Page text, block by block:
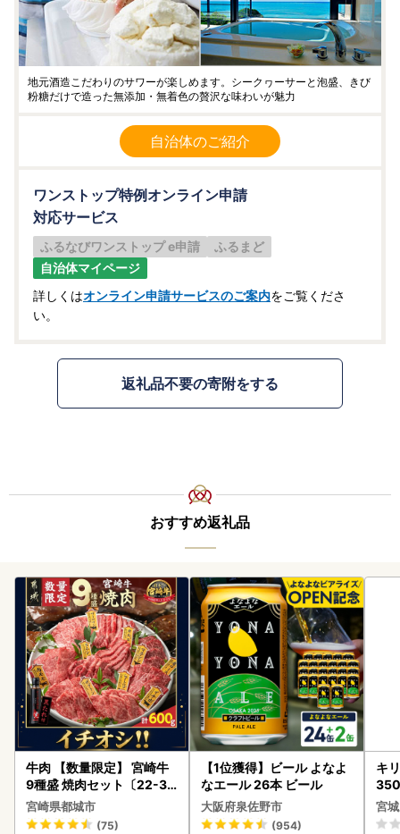
地元酒造こだわりのサワーが楽しめます。シークヮーサーと泡盛、きび
粉糖だけで造った無添加・無着色の贅沢な味わいが魅力
自治体のご紹介
ワンストップ特例オンライン申請
対応サービス
ふるなびワンストップ e申請
ふるまど
自治体マイページ
詳しくはオンライン申請サービスのご案内をご覧くださ
い。
返礼品不要の寄附をする
おすすめ返礼品
牛肉 【数量限定】 宮崎牛
9種盛 焼肉セット〔22-31
-006-600g〕都城 イチオ
シ!! 牛肉
宮崎県都城市
(75)
【1位獲得】ビール よなよ
なエール 26本 ビール
大阪府泉佐野市
(954)
キ
ー
宮